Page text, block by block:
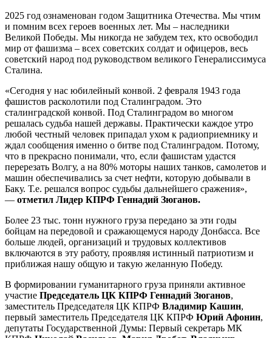
2025 год ознаменован годом Защитника Отечества. Мы чтим
и помним всех героев военных лет. Мы – наследники
Великой Победы. Мы никогда не забудем тех, кто освободил
мир от фашизма – всех советских солдат и офицеров, весь
советский народ под руководством великого Генералиссимуса
Сталина.
«Сегодня у нас юбилейный конвой. 2 февраля 1943 года
фашистов расколотили под Сталинградом. Это
сталинградской конвой. Под Сталинградом во многом
решалась судьба нашей державы. Практически каждое утро
любой честный человек припадал ухом к радиоприемнику и
ждал сообщения именно о битве под Сталинградом. Потому,
что в прекрасно понимали, что, если фашистам удастся
перерезать Волгу, а на 80% моторы наших танков, самолетов и
машин обеспечивались за счет нефти, которую добывали в
Баку. Т.е. решался вопрос судьбы дальнейшего сражения»,
— отметил Лидер КПРФ Геннадий Зюганов.
Более 23 тыс. тонн нужного груза передано за эти годы
бойцам на передовой и сражающемуся народу Донбасса. Все
больше людей, организаций и трудовых коллективов
включаются в эту работу, проявляя истинный патриотизм и
приближая нашу общую и такую желанную Победу.
В формировании гуманитарного груза приняли активное
участие Председатель ЦК КПРФ Геннадий Зюганов,
заместитель Председателя ЦК КПРФ Владимир Кашин,
первый заместитель Председателя ЦК КПРФ Юрий Афонин,
депутаты Государственной Думы: Первый секретарь МК